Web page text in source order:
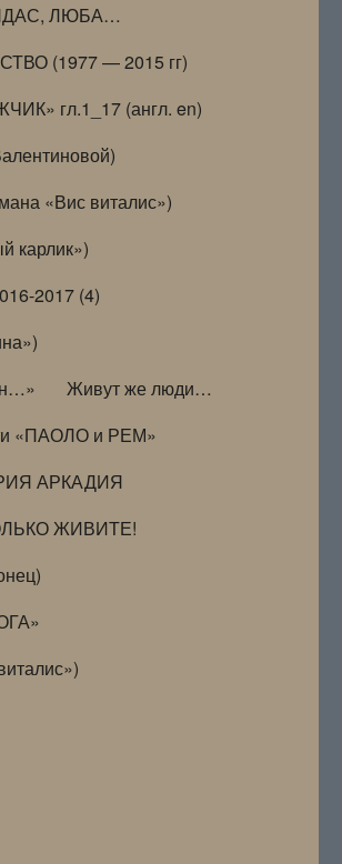
ЛЮБА…
(1977 — 2015 гг)
гл.1_17 (англ. en)
«Вис виталис»)
карлик»)
2017 (4)
Живут же люди…
«ПАОЛО и РЕМ»
АРКАДИЯ
ЖИВИТЕ!